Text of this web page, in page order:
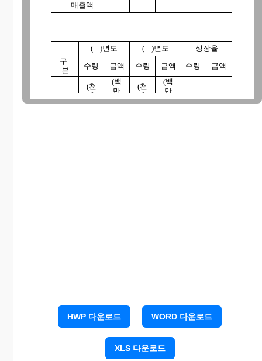
매출액
( )년도 ( )년도
성장율
구
분
수량 금액 수량 금액 수량 금액
(천
개)
(백
만
원)
(천
개)
(백
만
원)
(수량:개,금액:원)
( )
( )년
금액 수량
HWP 다운로드 WORD 다운로드
XLS 다운로드